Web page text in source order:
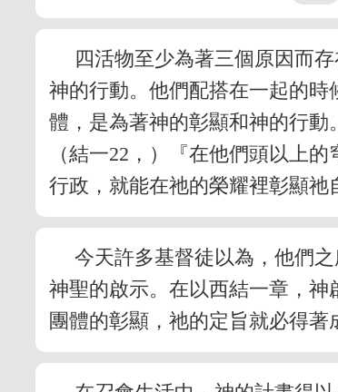
四活物至少為著三個原因而
神的行動。他們配搭在一起的
體，是為著神的彰顯和神的行動
（結一22，）『在他們頭以上
行政，就能在祂的榮耀裡彰顯祂
今天許多基督徒以為，他們
神聖的啟示。在以西結一章，
團體的彰顯，祂的定旨就必得著